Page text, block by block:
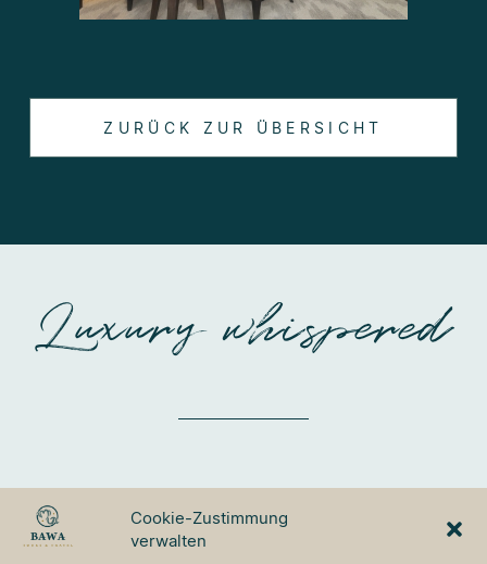
Cookie-Zustimmung
verwalten
ZURÜCK ZUR ÜBERSICHT
Luxury whispered
GmbH